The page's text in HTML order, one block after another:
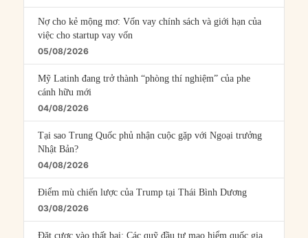
Nợ cho kẻ mộng mơ: Vốn vay chính sách và giới hạn của
việc cho startup vay vốn
05/08/2026
Mỹ Latinh đang trở thành “phòng thí nghiệm” của phe
cánh hữu mới
04/08/2026
Tại sao Trung Quốc phủ nhận cuộc gặp với Ngoại trưởng
Nhật Bản?
04/08/2026
Điểm mù chiến lược của Trump tại Thái Bình Dương
03/08/2026
Đặt cược vào thất bại: Các quỹ đầu tư mạo hiểm quốc gia